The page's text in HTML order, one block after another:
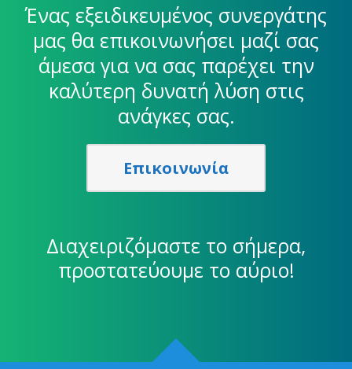
Ένας εξειδικευμένος συνεργάτης
μας θα επικοινωνήσει μαζί σας
άμεσα για να σας παρέχει την
καλύτερη δυνατή λύση στις
ανάγκες σας.
Επικοινωνία
Διαχειριζόμαστε το σήμερα,
προστατεύουμε το αύριο!